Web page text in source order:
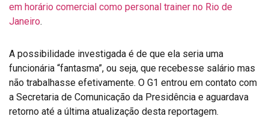
em horário comercial como personal trainer no Rio de
Janeiro.
A possibilidade investigada é de que ela seria uma
funcionária “fantasma”, ou seja, que recebesse salário mas
não trabalhasse efetivamente. O G1 entrou em contato com
a Secretaria de Comunicação da Presidência e aguardava
retorno até a última atualização desta reportagem.